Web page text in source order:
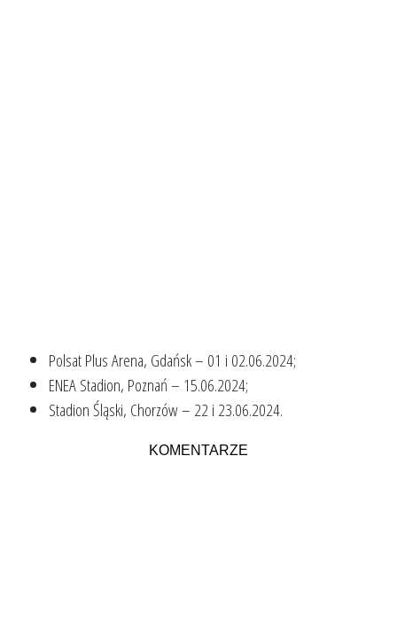
Polsat Plus Arena, Gdańsk – 01 i 02.06.2024;
ENEA Stadion, Poznań – 15.06.2024;
Stadion Śląski, Chorzów – 22 i 23.06.2024.
KOMENTARZE